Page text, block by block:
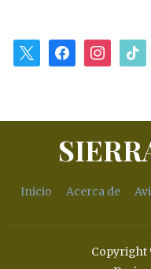
facebookinstagram
tiktok
Inicio Acerca de
Copyright